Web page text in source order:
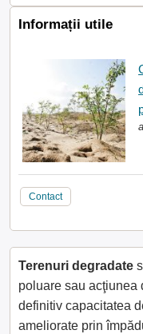
Informații utile
Contact
Terenuri degradate
poluare sau acţiunea
definitiv capacitatea
ameliorate prin